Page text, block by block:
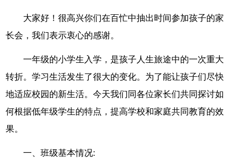
大家好！很高兴你们在百忙中抽出时间参加孩子的家
长会，我们表示衷心的感谢。
一年级的小学生入学，是孩子人生旅途中的一次重大
转折。学习生活发生了很大的变化。为了能让孩子们尽快
地适应校园的新生活。今天我们同各位家长们共同探讨如
何根据低年级学生的特点，提高学校和家庭共同教育的效
果。
一、班级基本情况: